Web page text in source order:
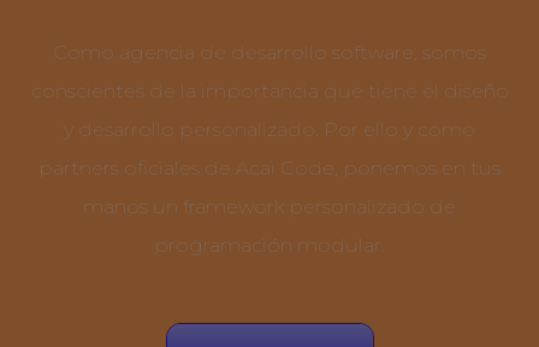
Como agencia de desarrollo software, somos
conscientes de la importancia que tiene el diseño
y desarrollo personalizado. Por ello y como
partners oficiales de Acai Code, ponemos en tus
manos un framework personalizado de
programación modular.